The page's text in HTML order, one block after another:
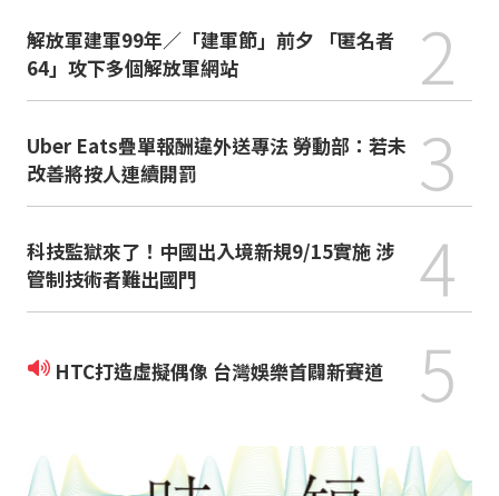
解放軍建軍99年／「建軍節」前夕 「匿名者
64」攻下多個解放軍網站
2
Uber Eats疊單報酬違外送專法 勞動部：若未
改善將按人連續開罰
3
科技監獄來了！中國出入境新規9/15實施 涉
管制技術者難出國門
4
HTC打造虛擬偶像 台灣娛樂首闢新賽道 5